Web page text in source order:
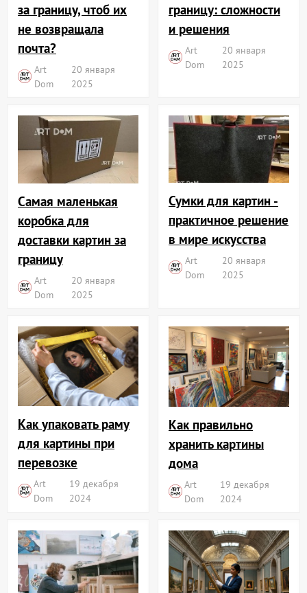
за границу, чтоб их
не возвращала
почта?
Art
Dom
20 января
2025
границу: сложности
и решения
Art
Dom
20 января
2025
Самая маленькая
коробка для
доставки картин за
границу
Art
Dom
20 января
2025
Сумки для картин -
практичное решение
в мире искусства
Art
Dom
20 января
2025
Как упаковать раму
для картины при
перевозке
Art
Dom
19 декабря
2024
Как правильно
хранить картины
дома
Art
Dom
19 декабря
2024